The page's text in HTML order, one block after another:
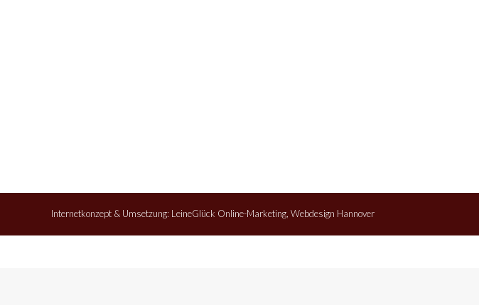
Internetkonzept & Umsetzung: LeineGlück Online-Marketing, Webdesign Hannover